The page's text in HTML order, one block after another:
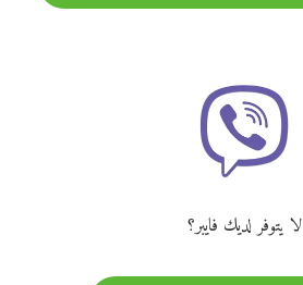
لا يتوفر لديك فايبر؟